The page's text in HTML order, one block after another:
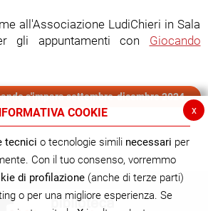
all'Associazione LudiChieri in Sala
gli appuntamenti con Giocando
s'impara settembre-dicembre 2024
x
COOKIE
tecnici o tecnologie simili necessari per
Con il tuo consenso, vorremmo
di profilazione(anche di terze parti)
o per una migliore esperienza. Se